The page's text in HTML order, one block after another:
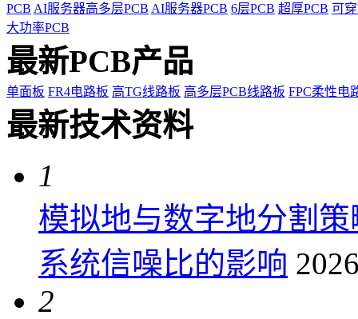
PCB AI服务器高多层PCB AI服务器PCB 6层PCB 超厚PCB 可
大功率PCB
最新PCB产品
单面板 FR4电路板 高TG线路板 高多层PCB线路板 FPC柔性电
最新技术资料
1
模拟地与数字地分割
系统信噪比的影响
2